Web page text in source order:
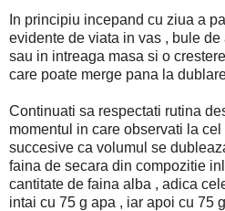
In principiu incepand cu ziua a
evidente de viata in vas , bule
sau in intreaga masa si o
care poate merge pana la
Continuati sa respectati rutina
momentul in care observati la
succesive ca volumul se
faina de secara din compozitie
cantitate de faina alba , adica
intai cu 75 g apa , iar apoi cu 75